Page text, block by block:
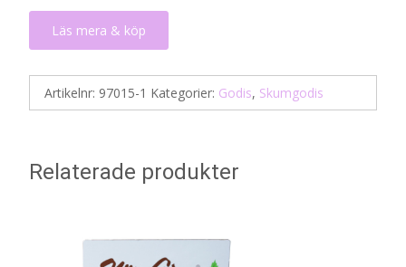
Läs mera & köp
Artikelnr: 97015-1 Kategorier: Godis, Skumgodis
Relaterade produkter